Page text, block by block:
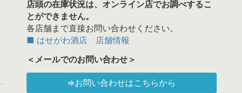
店頭の在庫状況は、オンライン店でお調べするこ
とができません。
各店舗まで直接お問い合わせください。
■ はせがわ酒店 店舗情報
＜メールでのお問い合わせ＞
⇒お問い合わせはこちらから